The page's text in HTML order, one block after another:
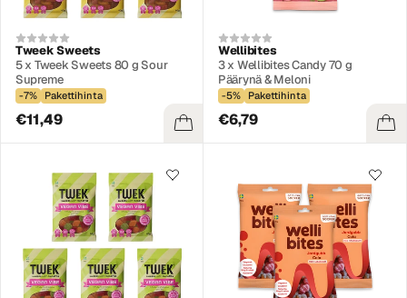
Tweek Sweets
5 x Tweek Sweets 80 g Sour
Supreme
-7% Pakettihinta
€11,49
Wellibites
3 x Wellibites Candy 70 g
Päärynä & Meloni
-5% Pakettihinta
€6,79